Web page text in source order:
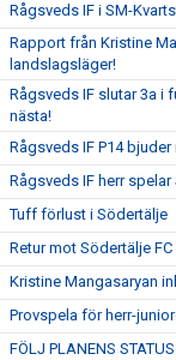
Rågsveds IF i SM-
Rapport från Kristine
landslagsläger!
Rågsveds IF slutar 3a i
nästa!
Rågsveds IF P14 bjuder
Rågsveds IF herr
Tuff förlust i Södertälje
Retur mot Södertälje
Kristine Mangasaryan
Provspela för herr-
FÖLJ PLANENS